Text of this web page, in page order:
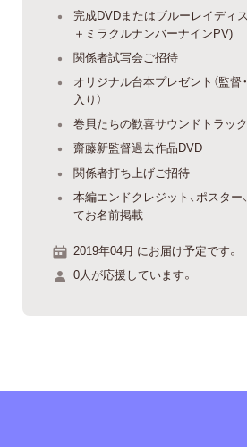
完成DVDまたはブルーレイディ
＋ミラクルナンバーナインPV)
関係者試写会ご招待
オリジナル台本プレゼント（監督
入り）
巻貝たちの歓喜サウンドトラック
齋藤新監督過去作品DVD
関係者打ち上げご招待
本編エンドクレジット、ポスター
てお名前掲載
2019年04月 にお届け予定です。
0人が応援しています。